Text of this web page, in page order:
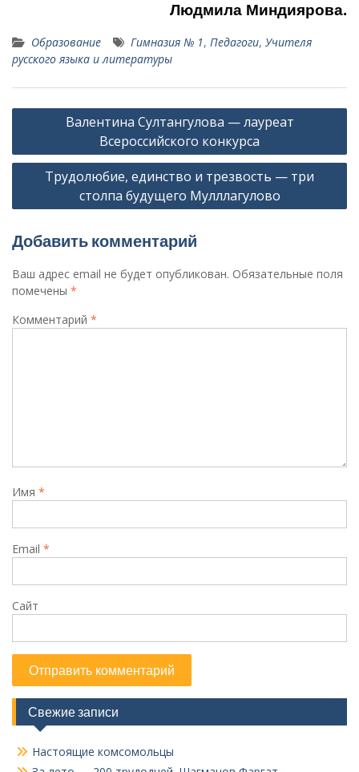
Людмила Миндиярова.
Образование Гимназия № 1, Педагоги, Учителя
русского языка и литературы
Навигация
записям
Валентина Султангулова — лауреат
Всероссийского конкурса
Трудолюбие, единство и трезвость — три
столпа будущего Мулллагулово
Добавить комментарий
Ваш адрес email не будет опубликован. Обязательные поля
помечены *
Комментарий *
Имя *
Email *
Сайт
Свежие записи
Настоящие комсомольцы